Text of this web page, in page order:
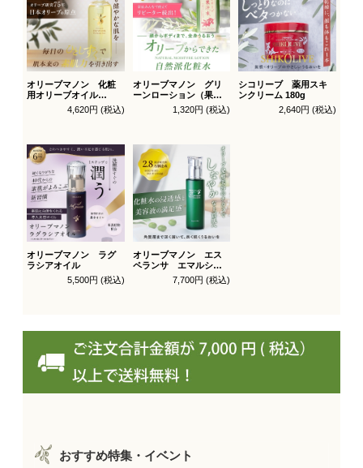
オリーブマノン 化粧
用オリーブオイル
4,620円 (税込)
オリーブマノン グリ
ーンローション（果汁
1,320円 (税込)
シコリーブ 薬用スキ
ンクリーム 180g
2,640円 (税込)
オリーブマノン ラグ
ラシアオイル
5,500円 (税込)
オリーブマノン エス
ペランサ エマルシオ
ン_送料無料7,700円 (税込)